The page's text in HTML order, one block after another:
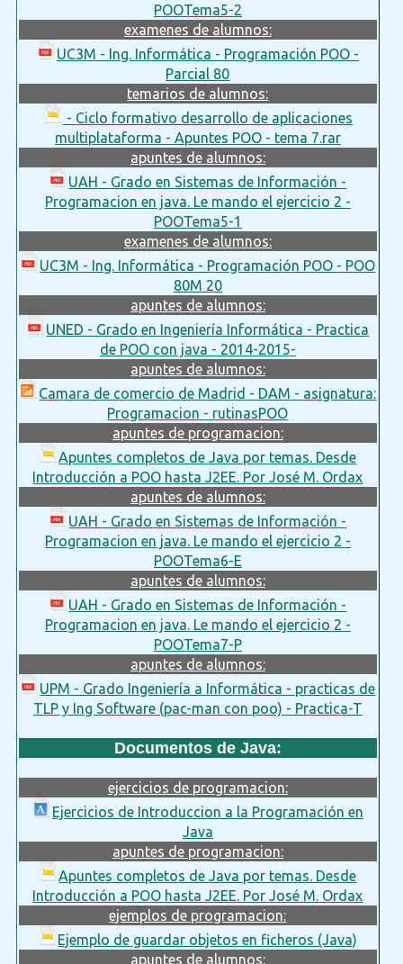
POOTema5-2
examenes de alumnos:
UC3M - Ing. Informática - Programación POO -
Parcial 80
temarios de alumnos:
- Ciclo formativo desarrollo de aplicaciones
multiplataforma - Apuntes POO - tema 7.rar
apuntes de alumnos:
UAH - Grado en Sistemas de Información -
Programacion en java. Le mando el ejercicio 2 -
POOTema5-1
examenes de alumnos:
UC3M - Ing. Informática - Programación POO - POO
80M 20
apuntes de alumnos:
UNED - Grado en Ingeniería Informática - Practica
de POO con java - 2014-2015-
apuntes de alumnos:
Camara de comercio de Madrid - DAM - asignatura:
Programacion - rutinasPOO
apuntes de programacion:
Apuntes completos de Java por temas. Desde
Introducción a POO hasta J2EE. Por José M. Ordax
apuntes de alumnos:
UAH - Grado en Sistemas de Información -
Programacion en java. Le mando el ejercicio 2 -
POOTema6-E
apuntes de alumnos:
UAH - Grado en Sistemas de Información -
Programacion en java. Le mando el ejercicio 2 -
POOTema7-P
apuntes de alumnos:
UPM - Grado Ingeniería a Informática - practicas de
TLP y Ing Software (pac-man con poo) - Practica-T
Documentos de Java:
ejercicios de programacion:
Ejercicios de Introduccion a la Programación en
Java
apuntes de programacion:
Apuntes completos de Java por temas. Desde
Introducción a POO hasta J2EE. Por José M. Ordax
ejemplos de programacion:
Ejemplo de guardar objetos en ficheros (Java)
apuntes de alumnos: